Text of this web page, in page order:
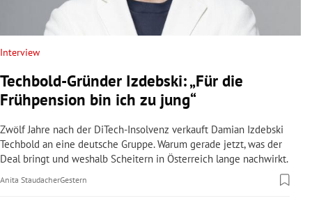
Untermenü
Untermenü
Untermenü
Untermenü
Untermenü
Interview
Techbold-Gründer Izdebski: „Für die
Frühpension bin ich zu jung“
Zwölf Jahre nach der DiTech-Insolvenz verkauft Damian Izdebski
Techbold an eine deutsche Gruppe. Warum gerade jetzt, was der
Deal bringt und weshalb Scheitern in Österreich lange nachwirkt.
Anita StaudacherGestern